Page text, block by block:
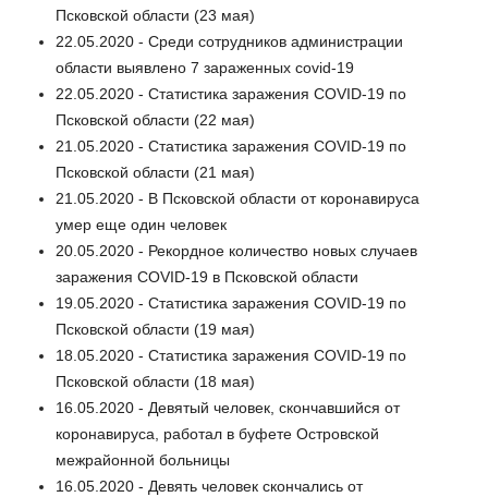
Псковской области (23 мая)
22.05.2020 - Среди сотрудников администрации
области выявлено 7 зараженных covid-19
22.05.2020 - Статистика заражения COVID-19 по
Псковской области (22 мая)
21.05.2020 - Статистика заражения COVID-19 по
Псковской области (21 мая)
21.05.2020 - В Псковской области от коронавируса
умер еще один человек
20.05.2020 - Рекордное количество новых случаев
заражения COVID-19 в Псковской области
19.05.2020 - Статистика заражения COVID-19 по
Псковской области (19 мая)
18.05.2020 - Статистика заражения COVID-19 по
Псковской области (18 мая)
16.05.2020 - Девятый человек, скончавшийся от
коронавируса, работал в буфете Островской
межрайонной больницы
16.05.2020 - Девять человек скончались от